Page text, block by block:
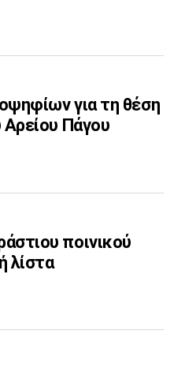
για τη θέση
Πάγου
ποινικού
λίστα